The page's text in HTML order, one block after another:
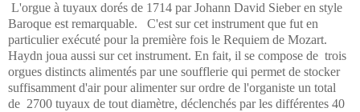
L'orgue à tuyaux dorés de 1714 par Johann David Sieber en style
Baroque est remarquable.
C'est sur cet instrument que fut en
particulier exécuté pour la première fois le Requiem de Mozart.
Haydn joua aussi sur cet instrument. En fait, il se compose de trois
orgues distincts alimentés par une soufflerie qui permet de stocker
suffisamment d'air pour alimenter sur ordre de l'organiste un total
de 2700 tuyaux de tout diamètre, déclenchés par les différentes 40